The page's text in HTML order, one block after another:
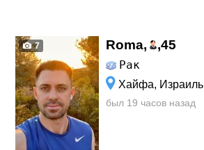
7 Roma, ,45
Рак
Хайфа, Израиль
был 19 часов назад